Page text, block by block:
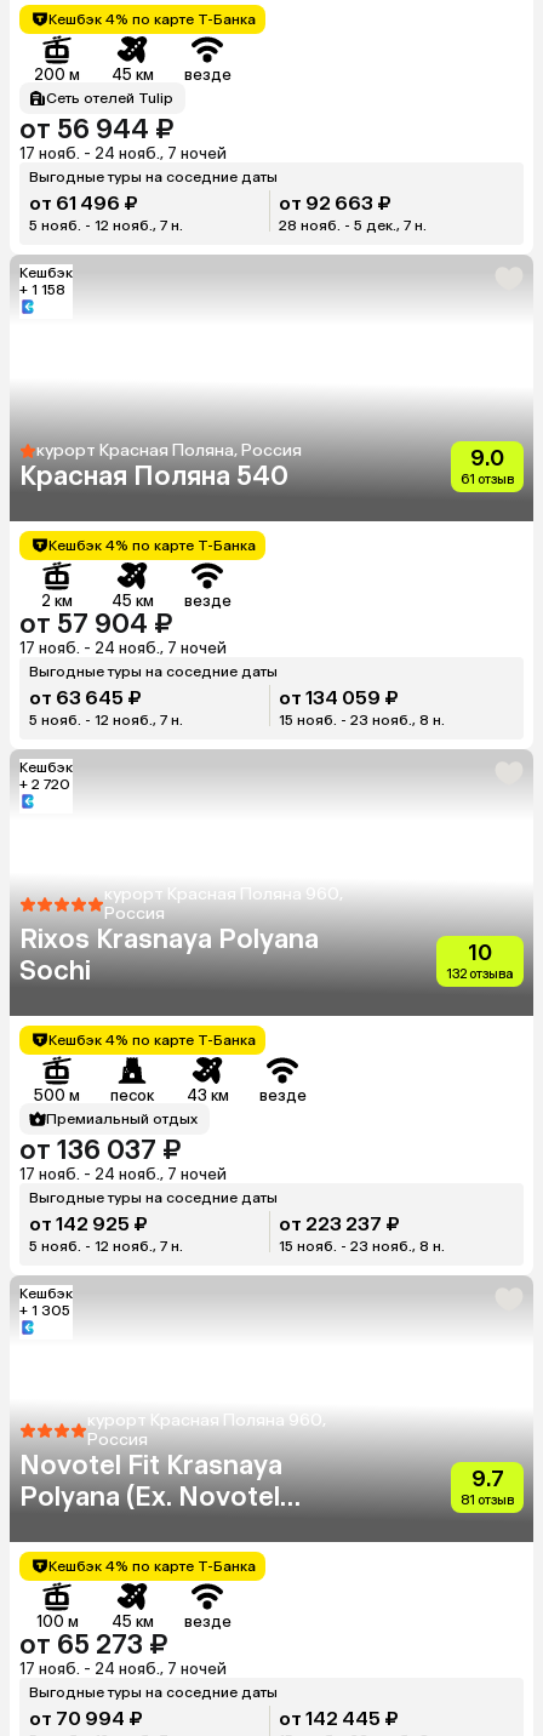
Кешбэк 4% по карте Т-Банка
200 м 45 км везде
Сеть отелей Tulip
от 56 944 ₽
17 нояб. - 24 нояб., 7 ночей
Выгодные туры на соседние даты
от 61 496 ₽
5 нояб. - 12 нояб., 7 н.
от 92 663 ₽
28 нояб. - 5 дек., 7 н.
Кешбэк
+ 1 158
курорт Красная Поляна, Россия
Красная Поляна 540
9.0
61 отзыв
Кешбэк 4% по карте Т-Банка
2 км 45 км везде
от 57 904 ₽
17 нояб. - 24 нояб., 7 ночей
Выгодные туры на соседние даты
от 63 645 ₽
5 нояб. - 12 нояб., 7 н.
от 134 059 ₽
15 нояб. - 23 нояб., 8 н.
Кешбэк
+ 2 720
курорт Красная Поляна 960,
Россия
Rixos Krasnaya Polyana
Sochi
10
132 отзыва
Кешбэк 4% по карте Т-Банка
500 м песок 43 км везде
Премиальный отдых
от 136 037 ₽
17 нояб. - 24 нояб., 7 ночей
Выгодные туры на соседние даты
от 142 925 ₽
5 нояб. - 12 нояб., 7 н.
от 223 237 ₽
15 нояб. - 23 нояб., 8 н.
Кешбэк
+ 1 305
курорт Красная Поляна 960,
Россия
Novotel Fit Krasnaya
Polyana (Ex. Novotel
9.7
81 отзыв
Кешбэк 4% по карте Т-Банка
100 м 45 км везде
от 65 273 ₽
17 нояб. - 24 нояб., 7 ночей
Выгодные туры на соседние даты
от 70 994 ₽ от 142 445 ₽